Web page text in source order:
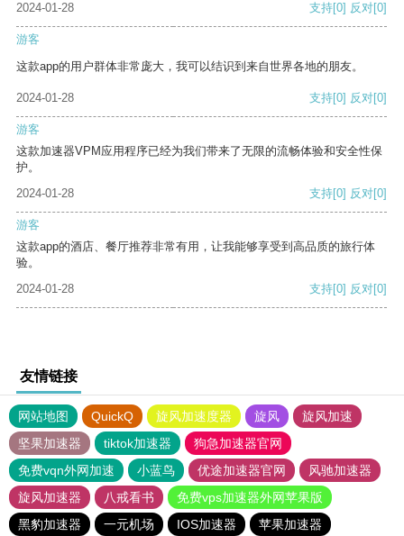
2024-01-28 支持[0] 反对[0]
游客
这款app的用户群体非常庞大，我可以结识到来自世界各地的朋友。
2024-01-28 支持[0] 反对[0]
游客
这款加速器VPM应用程序已经为我们带来了无限的流畅体验和安全性保
护。
2024-01-28
支持[0] 反对[0]
游客
这款app的酒店、餐厅推荐非常有用，让我能够享受到高品质的旅行体
验。
2024-01-28
支持[0] 反对[0]
友情链接
网站地图 QuickQ 旋风加速度器 旋风
旋风加速
坚果加速器
tiktok加速器
狗急加速器官网
免费vqn外网加速
小蓝鸟 优途加速器官网
风驰加速器
旋风加速器
八戒看书
免费vps加速器外网苹果版
黑豹加速器
一元机场 IOS加速器 苹果加速器